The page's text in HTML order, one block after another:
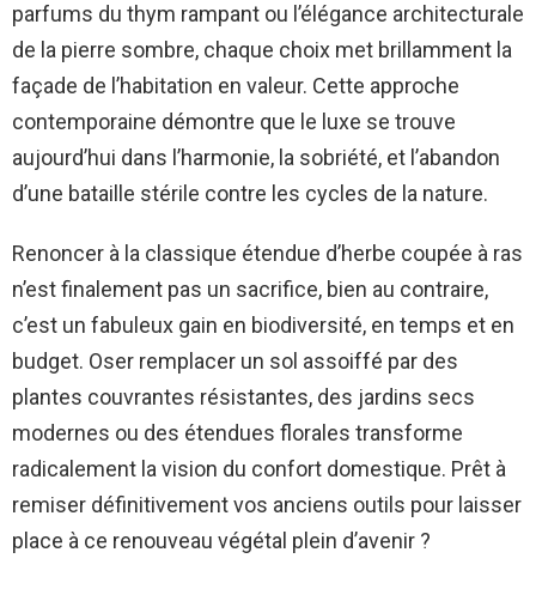
parfums du thym rampant ou l’élégance architecturale
de la pierre sombre, chaque choix met brillamment la
façade de l’habitation en valeur. Cette approche
contemporaine démontre que le luxe se trouve
aujourd’hui dans l’harmonie, la sobriété, et l’abandon
d’une bataille stérile contre les cycles de la nature.
Renoncer à la classique étendue d’herbe coupée à ras
n’est finalement pas un sacrifice, bien au contraire,
c’est un fabuleux gain en biodiversité, en temps et en
budget. Oser remplacer un sol assoiffé par des
plantes couvrantes résistantes, des jardins secs
modernes ou des étendues florales transforme
radicalement la vision du confort domestique. Prêt à
remiser définitivement vos anciens outils pour laisser
place à ce renouveau végétal plein d’avenir ?